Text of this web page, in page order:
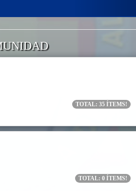
TOTAL: 35 ÍTEMS!
TOTAL: 0 ÍTEMS!